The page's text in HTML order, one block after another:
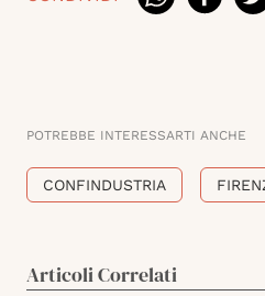
POTREBBE INTERESSARTI ANCHE
CONFINDUSTRIA
Articoli Correlati